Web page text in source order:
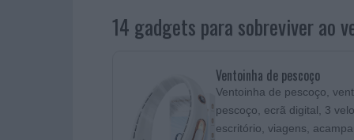
14 gadgets para sobreviver ao
Ventoinha de pescoço
Ventoinha de pescoço,
pescoço, ecrã digital, 3
escritório, viagens,